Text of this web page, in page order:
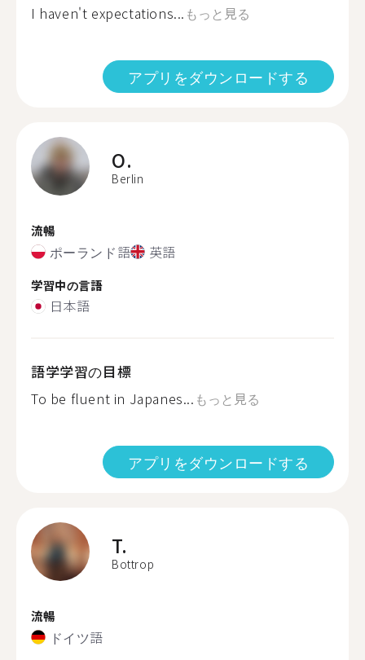
I haven't expectations... もっと見る
アプリをダウンロードする
O.
Berlin
流暢
ポーランド語 英語
学習中の言語
日本語
語学学習の目標
To be fluent in Japanes... もっと見る
アプリをダウンロードする
T.
Bottrop
流暢
ドイツ語